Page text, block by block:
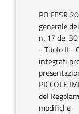
PO FESR
generale
n. 17 del
- Titolo II -
integrati
PICCOLE
del
modifiche